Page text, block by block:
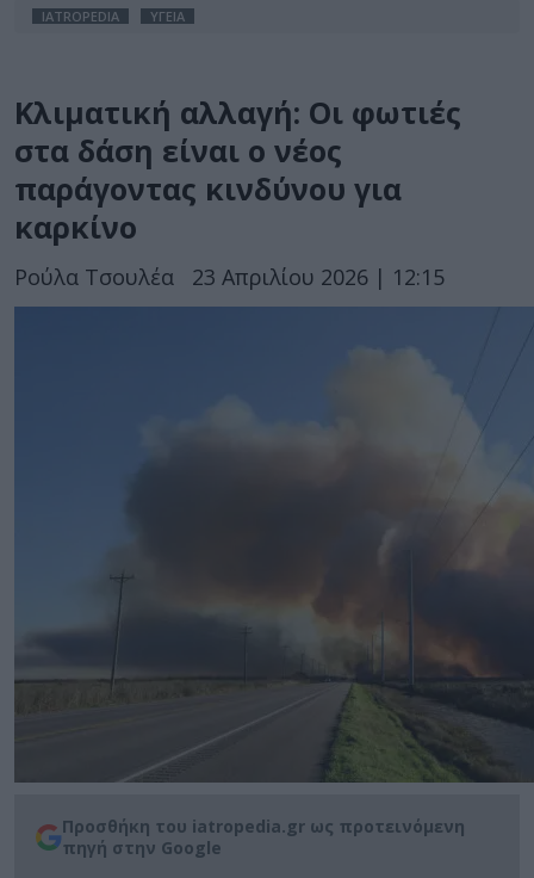
IATROPEDIA ΥΓΕΙΑ
Κλιματική αλλαγή: Οι φωτιές
στα δάση είναι ο νέος
παράγοντας κινδύνου για
καρκίνο
Ρούλα Τσουλέα 23 Απριλίου 2026 | 12:15
Προσθήκη του iatropedia.gr ως προτεινόμενη
πηγή στην Google